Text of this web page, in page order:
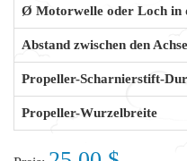
Ø Motorwelle oder Loch in
Abstand zwischen den
Propeller-Scharnierstift-
Propeller-Wurzelbreite